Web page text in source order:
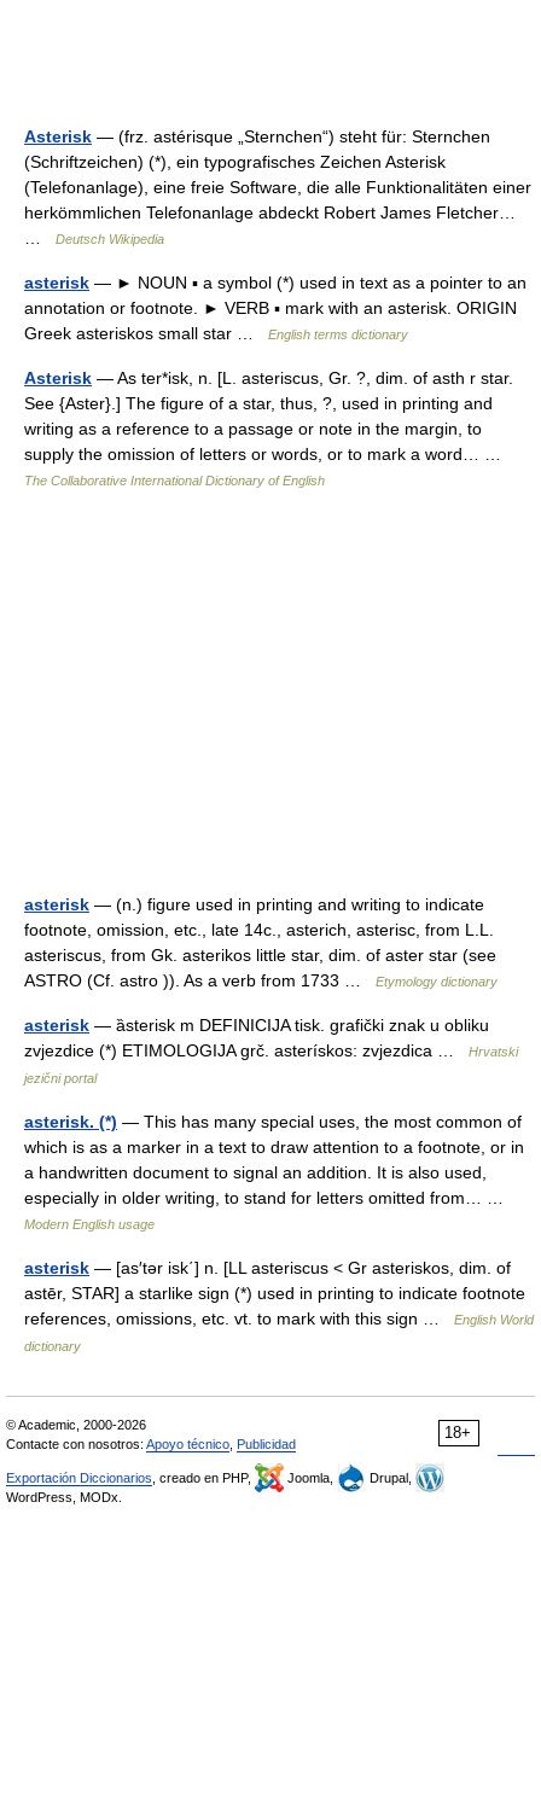
Asterisk — (frz. astérisque „Sternchen“) steht für: Sternchen
(Schriftzeichen) (*), ein typografisches Zeichen Asterisk
(Telefonanlage), eine freie Software, die alle Funktionalitäten einer
herkömmlichen Telefonanlage abdeckt Robert James Fletcher…
Deutsch Wikipedia
asterisk — ► NOUN ▪ a symbol (*) used in text as a pointer to an
annotation or footnote. ► VERB ▪ mark with an asterisk. ORIGIN
Greek asteriskos small star …
English terms dictionary
Asterisk — As ter*isk, n. [L. asteriscus, Gr. ?, dim. of asth r star.
See {Aster}.] The figure of a star, thus, ?, used in printing and
writing as a reference to a passage or note in the margin, to
supply the omission of letters or words, or to mark a word… …
The Collaborative International Dictionary of English
asterisk — (n.) figure used in printing and writing to indicate
footnote, omission, etc., late 14c., asterich, asterisc, from L.L.
asteriscus, from Gk. asterikos little star, dim. of aster star (see
ASTRO (Cf. astro )). As a verb from 1733 …
Etymology dictionary
asterisk — ȁsterisk m DEFINICIJA tisk. grafički znak u obliku
zvjezdice (*) ETIMOLOGIJA grč. asterískos: zvjezdica …
Hrvatski
jezični portal
asterisk. (*) — This has many special uses, the most common of
which is as a marker in a text to draw attention to a footnote, or in
a handwritten document to signal an addition. It is also used,
especially in older writing, to stand for letters omitted from… …
Modern English usage
asterisk — [as′tər isk΄] n. [LL asteriscus < Gr asteriskos, dim. of
astēr, STAR] a starlike sign (*) used in printing to indicate footnote
references, omissions, etc. vt. to mark with this sign …
English World
dictionary
18+
© Academic, 2000-2026
Contacte con nosotros: Apoyo técnico Publicidad
Exportación Diccionarios , creado en PHP, Joomla,
Drupal,
WordPress, MODx.